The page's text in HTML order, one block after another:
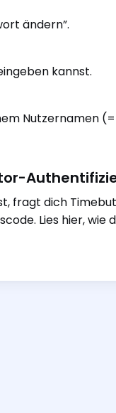
ändern”.
kannst.
Nutzernamen
fragt dich
Lies hier, wie